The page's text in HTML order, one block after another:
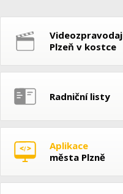
Videozpravodaj
Plzeň v kostce
Radniční listy
Aplikace
města Plzně